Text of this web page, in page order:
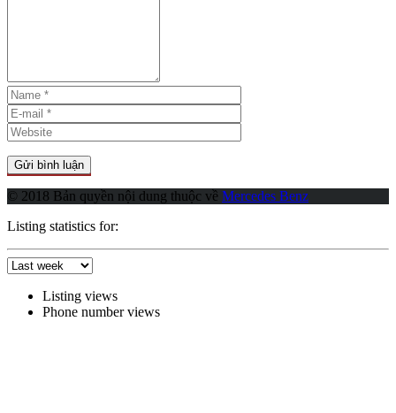
© 2018 Bản quyền nội dung thuộc về Mercedes Benz
Listing statistics for:
Listing views
Phone number views